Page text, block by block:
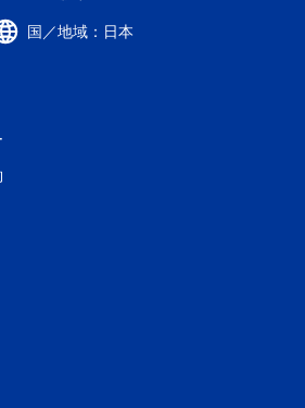
国／地域：日本